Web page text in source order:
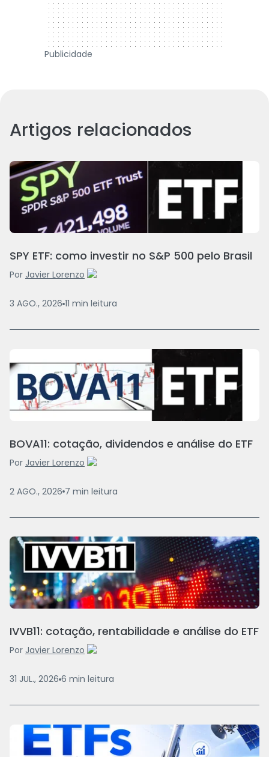
Publicidade
Artigos relacionados
SPY ETF: como investir no S&P 500 pelo Brasil
Por Javier Lorenzo
3 AGO., 2026 11 min leitura
BOVA11: cotação, dividendos e análise do ETF
Por Javier Lorenzo
2 AGO., 2026 7 min leitura
IVVB11: cotação, rentabilidade e análise do ETF
Por Javier Lorenzo
31 JUL., 2026 6 min leitura